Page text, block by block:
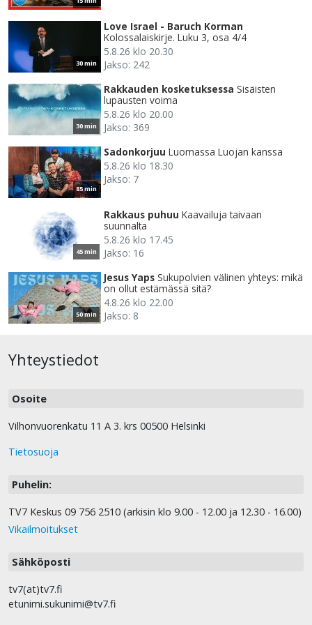
30 min
Love Israel - Baruch Korman
Kolossalaiskirje. Luku 3, osa 4/4
5.8.26 klo 20.30
Jakso: 242
30 min
Rakkauden kosketuksessa Sisäisten
lupausten voima
5.8.26 klo 20.00
Jakso: 369
85 min
Sadonkorjuu Luomassa Luojan kanssa
5.8.26 klo 18.30
Jakso: 7
45 min
Rakkaus puhuu Kaavailuja taivaan
suunnalta
5.8.26 klo 17.45
Jakso: 16
50 min
Jesus Yaps Sukupolvien välinen yhteys: mikä
on ollut estämässä sitä?
4.8.26 klo 22.00
Jakso: 8
Yhteystiedot
Osoite
Vilhonvuorenkatu 11 A 3. krs 00500 Helsinki
Tietosuoja
Puhelin:
TV7 Keskus 09 756 2510 (arkisin klo 9.00 - 12.00 ja 12.30 - 16.00)
Vikailmoitukset
Sähköposti
tv7(at)tv7.fi
etunimi.sukunimi@tv7.fi